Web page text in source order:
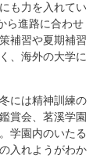
も力を入れてい
ら進路に合わせ
補習や夏期補習
、海外の大学に
には精神訓練の
賞会、茗溪学園
学園内のいたる
入れようがわか